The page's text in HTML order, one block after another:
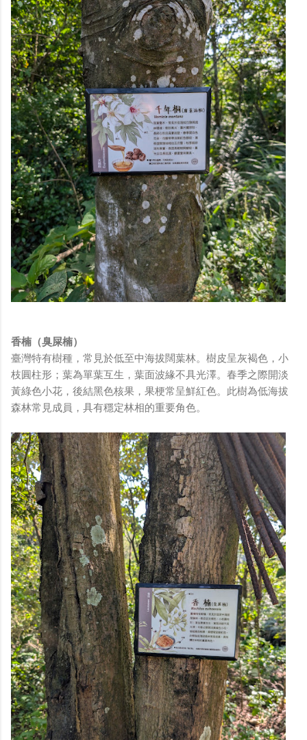
香楠（臭屎楠）
臺灣特有樹種，常見於低至中海拔闊葉林。樹皮呈灰褐色，小
枝圓柱形；葉為單葉互生，葉面波緣不具光澤。春季之際開淡
黃綠色小花，後結黑色核果，果梗常呈鮮紅色。此樹為低海拔
森林常見成員，具有穩定林相的重要角色。